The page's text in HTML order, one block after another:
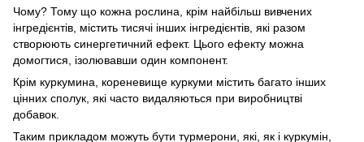
Чому? Тому що кожна рослина, крім найбільш вивчених
інгредієнтів, містить тисячі інших інгредієнтів, які разом
створюють синергетичний ефект. Цього ефекту можна
домогтися, ізолювавши один компонент.
Крім куркумина, кореневище куркуми містить багато інших
цінних сполук, які часто видаляються при виробництві
добавок.
Таким прикладом можуть бути турмерони, які, як і куркумін,